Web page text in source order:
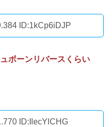
ID:1kCp6iDJP
ボーンリバースくらい
ID:IlecYlCHG